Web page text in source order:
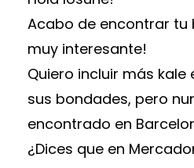
Acabo de encontrar tu
muy interesante!
Quiero incluir más kale
sus bondades, pero
encontrado en
¿Dices que en